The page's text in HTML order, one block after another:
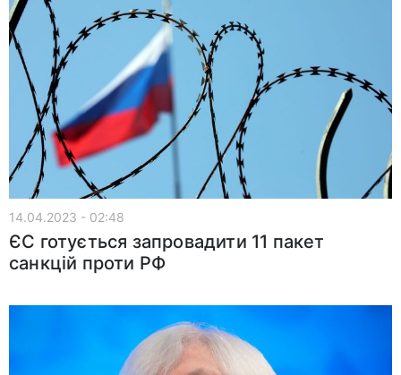
14.04.2023 - 02:48
ЄС готується запровадити 11 пакет
санкцій проти РФ